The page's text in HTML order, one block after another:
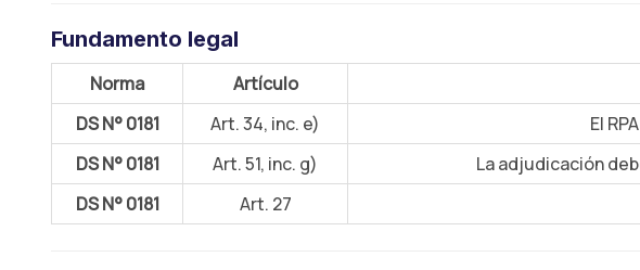
Fundamento legal
Norma Artículo
DS N° 0181
Art. 34, inc. e)
El
DS N° 0181
Art. 51, inc. g)
La adjudicación
DS N° 0181
Art. 27